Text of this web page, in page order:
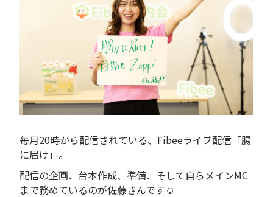
毎月20時から配信されている、Fibeeライブ配信「腸
に届け」。
配信の企画、台本作成、準備、そして自らメインMC
まで務めているのが佐藤さんです☺️